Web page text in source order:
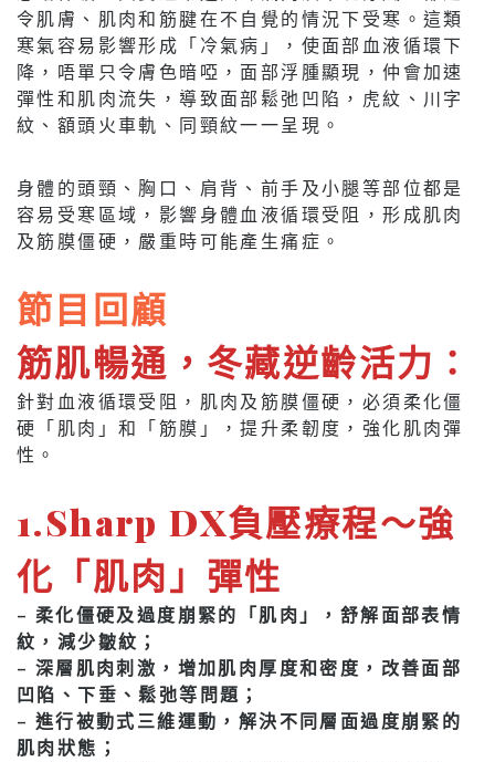
令肌膚、肌肉和筋腱在不自覺的情況下受寒。這類
寒氣容易影響形成「冷氣病」，使面部血液循環下
降，唔單只令膚色暗啞，面部浮腫顯現，仲會加速
彈性和肌肉流失，導致面部鬆弛凹陷，虎紋、川字
紋、額頭火車軌、同頸紋一一呈現。
身體的頭頸、胸口、肩背、前手及小腿等部位都是
容易受寒區域，影響身體血液循環受阻，形成肌肉
及筋膜僵硬，嚴重時可能產生痛症。
節目回顧
筋肌暢通，冬藏逆齡活力：
針對血液循環受阻，肌肉及筋膜僵硬，必須柔化僵
硬「肌肉」和「筋膜」，提升柔韌度，強化肌肉彈
性。
1.Sharp DX負壓療程～強
化「肌肉」彈性
– 柔化僵硬及過度崩緊的「肌肉」，舒解面部表情
紋，減少皺紋；
– 深層肌肉刺激，增加肌肉厚度和密度，改善面部
凹陷、下垂、鬆弛等問題；
– 進行被動式三維運動，解決不同層面過度崩緊的
肌肉狀態；